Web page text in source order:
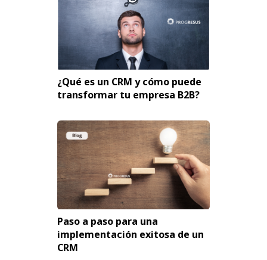
¿Qué es un CRM y cómo puede
transformar tu empresa B2B?
Paso a paso para una
implementación exitosa de un
CRM